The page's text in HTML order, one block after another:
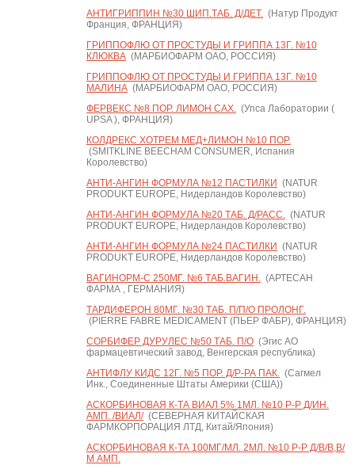
АНТИГРИППИН №30 ШИП.ТАБ. Д/ДЕТ.(Натур Продукт
Франция, ФРАНЦИЯ)
ГРИППОФЛЮ ОТ ПРОСТУДЫ И ГРИППА 13Г. №10
КЛЮКВА(МАРБИОФАРМ ОАО, РОССИЯ)
ГРИППОФЛЮ ОТ ПРОСТУДЫ И ГРИППА 13Г. №10
МАЛИНА(МАРБИОФАРМ ОАО, РОССИЯ)
ФЕРВЕКС №8 ПОР. ЛИМОН САХ.(Упса Лаборатории (
UPSA ), ФРАНЦИЯ)
КОЛДРЕКС ХОТРЕМ МЕД+ЛИМОН №10 ПОР.
(SMITKLINE BEECHAM CONSUMER, Испания
Королевство)
АНТИ-АНГИН ФОРМУЛА №12 ПАСТИЛКИ (NATUR
PRODUKT EUROPE, Нидерландов Королевство)
АНТИ-АНГИН ФОРМУЛА №20 ТАБ. Д/РАСС.(NATUR
PRODUKT EUROPE, Нидерландов Королевство)
АНТИ-АНГИН ФОРМУЛА №24 ПАСТИЛКИ (NATUR
PRODUKT EUROPE, Нидерландов Королевство)
ВАГИНОРМ-С 250МГ. №6 ТАБ.ВАГИН.(АРТЕСАН
ФАРМА , ГЕРМАНИЯ)
ТАРДИФЕРОН 80МГ. №30 ТАБ. П/П/О ПРОЛОНГ.
(PIERRE FABRE MEDICAMENT (ПЬЕР ФАБР), ФРАНЦИЯ)
СОРБИФЕР ДУРУЛЕС №50 ТАБ. П/О(Эгис АО
фармацевтический завод, Венгерская республика)
АНТИФЛУ КИДС 12Г. №5 ПОР. Д/Р-РА ПАК.(Сагмел
Инк., Соединенные Штаты Америки (США))
АСКОРБИНОВАЯ К-ТА ВИАЛ 5% 1МЛ. №10 Р-Р Д/ИН.
АМП. /ВИАЛ/(СЕВЕРНАЯ КИТАЙСКАЯ
ФАРМКОРПОРАЦИЯ ЛТД, Китай/Япония)
АСКОРБИНОВАЯ К-ТА 100МГ/МЛ. 2МЛ. №10 Р-Р Д/В/В,В/
М АМП.